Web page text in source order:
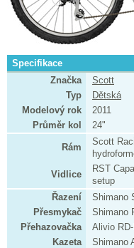
Specifikace
Značka
Scott
Typ
Dětská
Modelový rok
2011
Průměr kol
24"
Rám
Scott
Vidlice
RST
setup
Řazení
Shimano
Přesmykač
Shimano
Přehazovačka
Alivio
Kazeta
Shimano